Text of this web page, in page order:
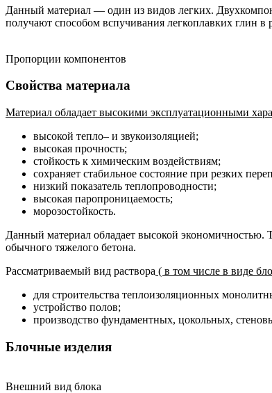
Данный материал — один из видов легких.
получают способом вспучивания легкоплавких глин в
Пропорции компонентов
Свойства материала
Материал обладает высокими эксплуатационными
высокой тепло– и звукоизоляцией;
высокая прочность;
стойкость к химическим воздействиям;
сохраняет стабильное состояние при резких
низкий показатель теплопроводности;
высокая паропроницаемость;
морозостойкость.
Данный материал обладает высокой экономичностью.
обычного тяжелого бетона.
Рассматриваемый вид раствора ( в том числе в виде
для строительства теплоизоляционных
устройство полов;
производство фундаментных, цокольных,
Блочные изделия
Внешний вид блока